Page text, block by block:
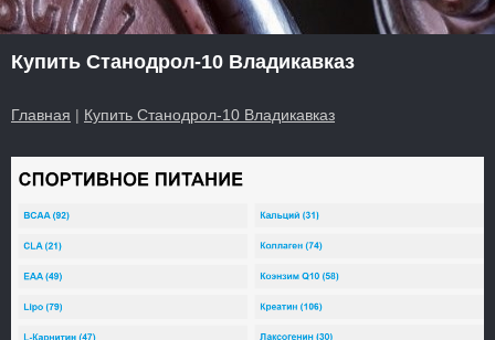
Купить Станодрол-10 Владикавказ
Главная | Купить Станодрол-10 Владикавказ